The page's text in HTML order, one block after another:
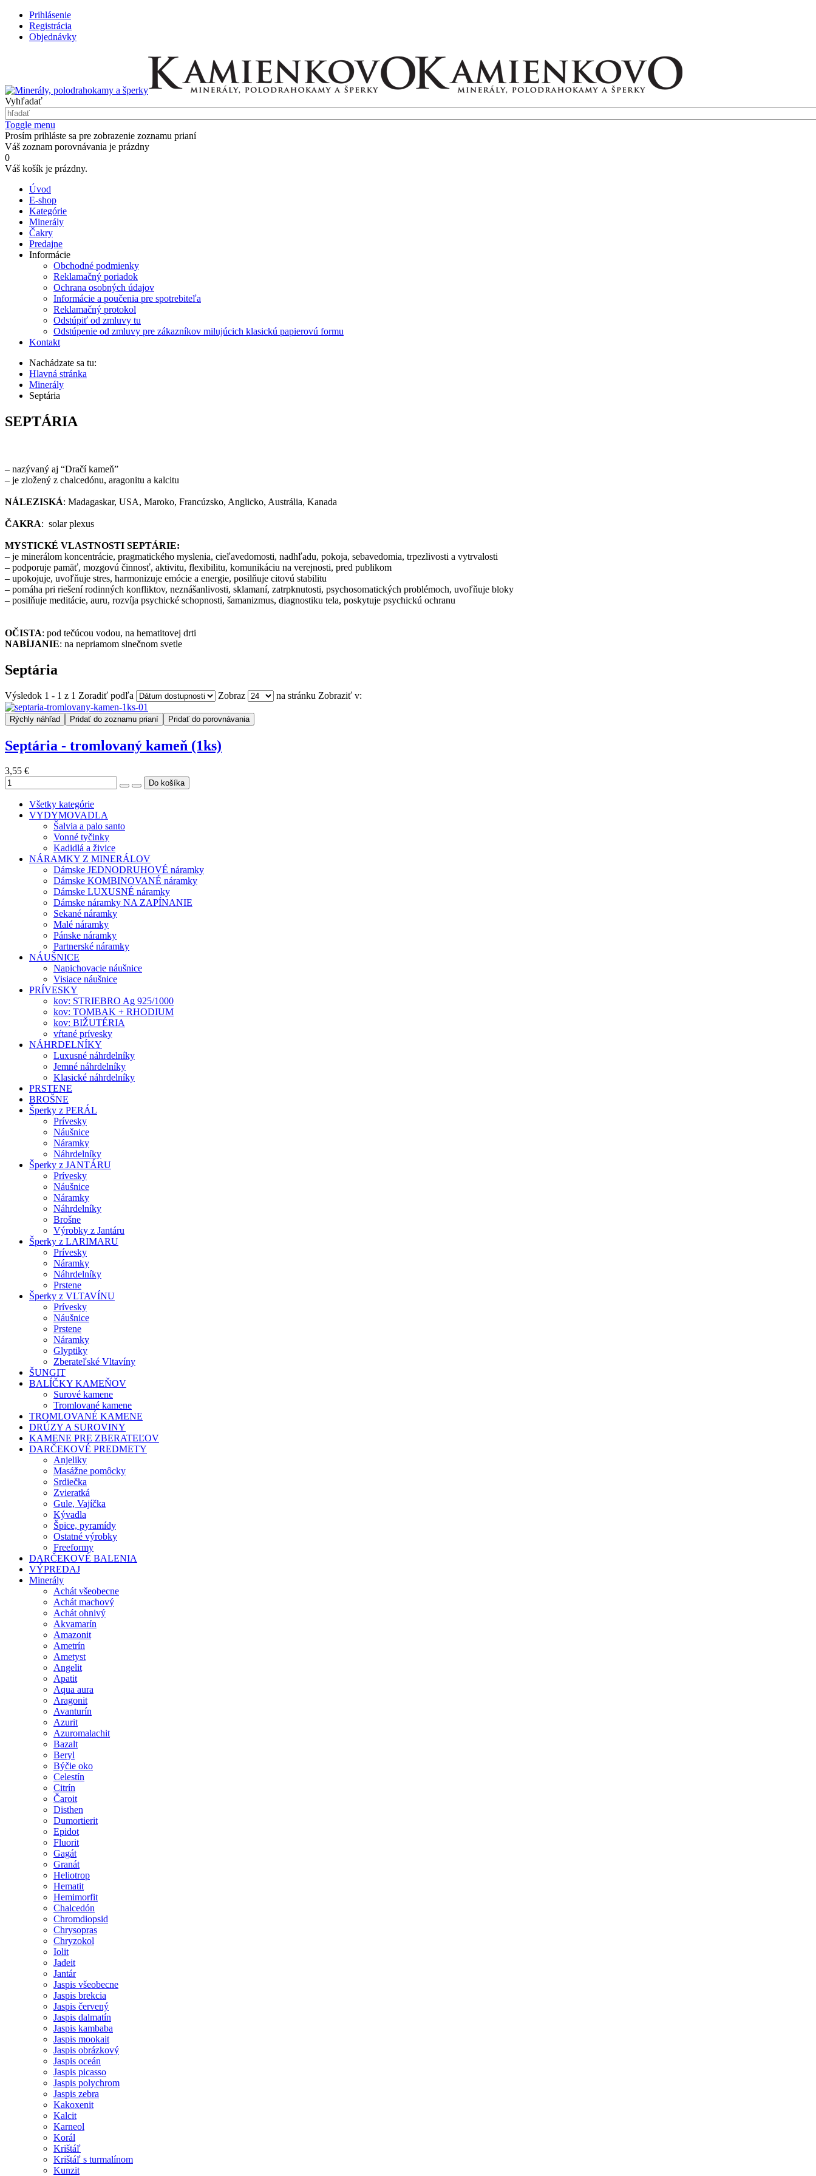
Prihlásenie
Registrácia
Objednávky
Vyhľadať
Toggle menu
Prosím prihláste sa pre zobrazenie zoznamu prianí
Váš zoznam porovnávania je prázdny
0
Váš košík je prázdny.
Úvod
E-shop
Kategórie
Minerály
Čakry
Predajne
Informácie
Obchodné podmienky
Reklamačný poriadok
Ochrana osobných údajov
Informácie a poučenia pre spotrebiteľa
Reklamačný protokol
Odstúpiť od zmluvy tu
Odstúpenie od zmluvy pre zákazníkov milujúcich klasickú papierovú formu
Kontakt
Nachádzate sa tu:
Hlavná stránka
Minerály
Septária
SEPTÁRIA
– nazývaný aj “Dračí kameň”
– je zložený z chalcedónu, aragonitu a kalcitu
NÁLEZISKÁ: Madagaskar, USA, Maroko, Francúzsko, Anglicko, Austrália, Kanada
ČAKRA: solar plexus
MYSTICKÉ VLASTNOSTI SEPTÁRIE:
– je minerálom koncentrácie, pragmatického myslenia, cieľavedomosti, nadhľadu, pokoja, sebavedomia, trpezlivosti a vytrvalosti
– podporuje pamäť, mozgovú činnosť, aktivitu, flexibilitu, komunikáciu na verejnosti, pred publikom
– upokojuje, uvoľňuje stres, harmonizuje emócie a energie, posilňuje citovú stabilitu
– pomáha pri riešení rodinných konfliktov, neznášanlivosti, sklamaní, zatrpknutosti, psychosomatických problémoch, uvoľňuje bloky
– posilňuje meditácie, auru, rozvíja psychické schopnosti, šamanizmus, diagnostiku tela, poskytuje psychickú ochranu
OČISTA: pod tečúcou vodou, na hematitovej drti
NABÍJANIE: na nepriamom slnečnom svetle
Septária
Výsledok 1 - 1 z 1 Zoradiť podľa Zobraz na stránku Zobraziť v:
Rýchly náhľad Pridať do zoznamu prianí Pridať do porovnávania
Septária - tromlovaný kameň (1ks)
3,55 €
Všetky kategórie
VYDYMOVADLA
Šalvia a palo santo
Vonné tyčinky
Kadidlá a živice
NÁRAMKY Z MINERÁLOV
Dámske JEDNODRUHOVÉ náramky
Dámske KOMBINOVANÉ náramky
Dámske LUXUSNÉ náramky
Dámske náramky NA ZAPÍNANIE
Sekané náramky
Malé náramky
Pánske náramky
Partnerské náramky
NÁUŠNICE
Napichovacie náušnice
Visiace náušnice
PRÍVESKY
kov: STRIEBRO Ag 925/1000
kov: TOMBAK + RHODIUM
kov: BIŽUTÉRIA
vŕtané prívesky
NÁHRDELNÍKY
Luxusné náhrdelníky
Jemné náhrdelníky
Klasické náhrdelníky
PRSTENE
BROŠNE
Šperky z PERÁL
Prívesky
Náušnice
Náramky
Náhrdelníky
Šperky z JANTÁRU
Prívesky
Náušnice
Náramky
Náhrdelníky
Brošne
Výrobky z Jantáru
Šperky z LARIMARU
Prívesky
Náramky
Náhrdelníky
Prstene
Šperky z VLTAVÍNU
Prívesky
Náušnice
Prstene
Náramky
Glyptiky
Zberateľské Vltavíny
ŠUNGIT
BALÍČKY KAMEŇOV
Surové kamene
Tromlované kamene
TROMLOVANÉ KAMENE
DRÚZY A SUROVINY
KAMENE PRE ZBERATEĽOV
DARČEKOVÉ PREDMETY
Anjeliky
Masážne pomôcky
Srdiečka
Zvieratká
Gule, Vajíčka
Kývadla
Špice, pyramídy
Ostatné výrobky
Freeformy
DARČEKOVÉ BALENIA
VÝPREDAJ
Minerály
Achát všeobecne
Achát machový
Achát ohnivý
Akvamarín
Amazonit
Ametrín
Ametyst
Angelit
Apatit
Aqua aura
Aragonit
Avanturín
Azurit
Azuromalachit
Bazalt
Beryl
Býčie oko
Celestín
Citrín
Čaroit
Disthen
Dumortierit
Epidot
Fluorit
Gagát
Granát
Heliotrop
Hematit
Hemimorfit
Chalcedón
Chromdiopsid
Chrysopras
Chryzokol
Iolit
Jadeit
Jantár
Jaspis všeobecne
Jaspis brekcia
Jaspis červený
Jaspis dalmatín
Jaspis kambaba
Jaspis mookait
Jaspis obrázkový
Jaspis oceán
Jaspis picasso
Jaspis polychrom
Jaspis zebra
Kakoxenit
Kalcit
Karneol
Korál
Krištáľ
Krištáľ s turmalínom
Kunzit